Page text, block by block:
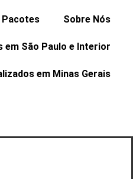
Pacotes Sobre Nós
São Paulo e Interior
em Minas Gerais